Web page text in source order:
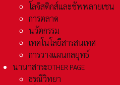
โลจิสติกส์และชัพพลายเชน
การตลาด
นวัตกรรม
เทคโนโลยีสารสนเทศ
การวางแผนกลยุทธ์
นานาสาระOTHER PAGE
ธรณีวิทยา